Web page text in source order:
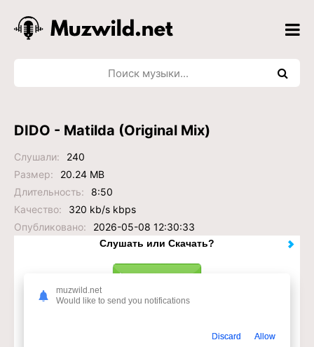
DIDO - Matilda (Original Mix)
Слушали:
240
Размер:
20.24 MB
Длительность:
8:50
Качество:
320 kb/s kbps
Опубликовано:
2026-05-08 12:30:33
Слушать или Скачать?
muzwild.net
Would like to send you notifications
Discard Allow